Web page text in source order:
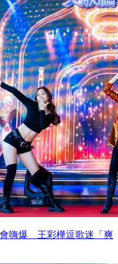
會嗨爆 王彩樺逗歌迷「爽